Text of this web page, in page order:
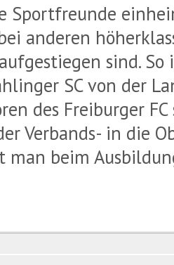
Sportfreunde
anderen
sind.
SC von der
des Freiburger
Verbands- in die
man beim